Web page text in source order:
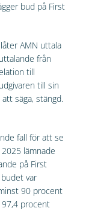
bud på First
AMN uttala
från
till
till sin
säga, stängd.
fall för att se
lämnade
på First
var
90 procent
97,4 procent